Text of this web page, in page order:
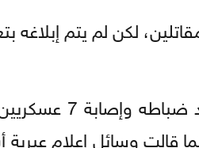
لكن لم يتم إبلاغه
قالت وسائل إعلام